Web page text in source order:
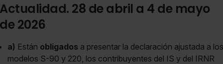
Actualidad. 28 de abril a 4 de mayo
de 2026
a) Están obligados a presentar la declaración ajustada a los
modelos S-90 y 220, los contribuyentes del IS y del IRNR